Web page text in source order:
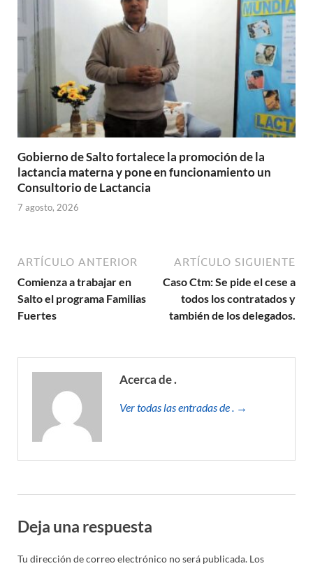
Gobierno de Salto fortalece la promoción de la
lactancia materna y pone en funcionamiento un
Consultorio de Lactancia
7 agosto, 2026
ARTÍCULO ANTERIOR
Comienza a trabajar en
Salto el programa Familias
Fuertes
ARTÍCULO SIGUIENTE
Caso Ctm: Se pide el cese a
todos los contratados y
también de los delegados.
Acerca de .
Ver todas las entradas de . →
Deja una respuesta
Tu dirección de correo electrónico no será publicada. Los